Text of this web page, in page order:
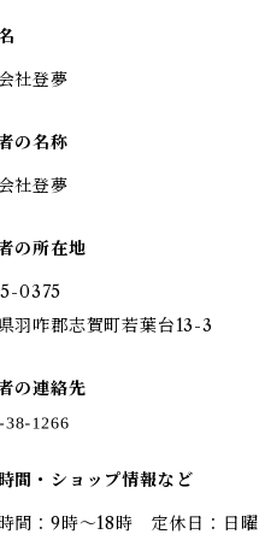
社登夢
の名称
社登夢
の所在地
0375
羽咋郡志賀町若葉台13-3
の連絡先
間・ショップ情報など
間：9時～18時 定休日：日曜